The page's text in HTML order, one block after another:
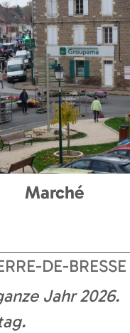
Marché
DE-BRESSE
Jahr2026